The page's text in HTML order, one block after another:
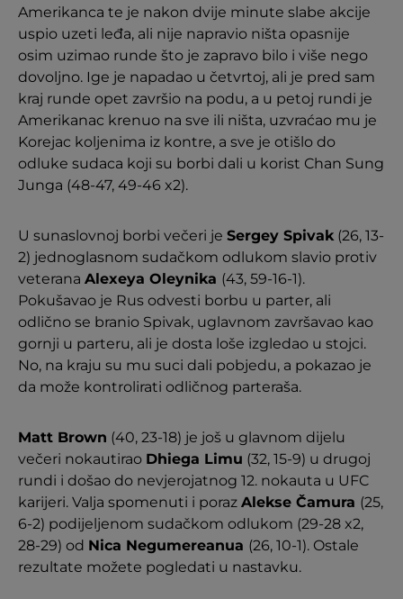
Amerikanca te je nakon dvije minute slabe akcije
uspio uzeti leđa, ali nije napravio ništa opasnije
osim uzimao runde što je zapravo bilo i više nego
dovoljno. Ige je napadao u četvrtoj, ali je pred sam
kraj runde opet završio na podu, a u petoj rundi je
Amerikanac krenuo na sve ili ništa, uzvraćao mu je
Korejac koljenima iz kontre, a sve je otišlo do
odluke sudaca koji su borbi dali u korist Chan Sung
Junga (48-47, 49-46 x2).
U sunaslovnoj borbi večeri je Sergey Spivak(26, 13-
2) jednoglasnom sudačkom odlukom slavio protiv
veterana Alexeya Oleynika (43, 59-16-1).
Pokušavao je Rus odvesti borbu u parter, ali
odlično se branio Spivak, uglavnom završavao kao
gornji u parteru, ali je dosta loše izgledao u stojci.
No, na kraju su mu suci dali pobjedu, a pokazao je
da može kontrolirati odličnog parteraša.
Matt Brown (40, 23-18) je još u glavnom dijelu
večeri nokautirao Dhiega Limu (32, 15-9) u drugoj
rundi i došao do nevjerojatnog 12. nokauta u UFC
karijeri. Valja spomenuti i poraz Alekse Čamura (25,
6-2) podijeljenom sudačkom odlukom (29-28 x2,
28-29) od Nica Negumereanua (26, 10-1). Ostale
rezultate možete pogledati u nastavku.